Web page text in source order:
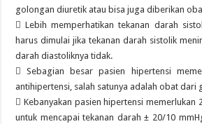
golongan diuretik atau bisa juga diberikan
 Lebih memperhatikan tekanan darah
harus dimulai jika tekanan darah sistolik
darah diastoliknya tidak.
 Sebagian besar pasien hipertensi
antihipertensi, salah satunya adalah obat dari
 Kebanyakan pasien hipertensi memerlukan
untuk mencapai tekanan darah ± 20/10